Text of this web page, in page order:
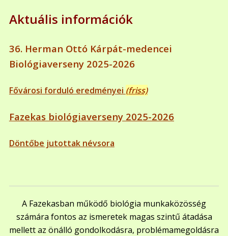
Aktuális információk
36. Herman Ottó Kárpát-medencei
Biológiaverseny 2025-2026
Fővárosi forduló eredményei (friss)
Fazekas biológiaverseny 2025-2026
Döntőbe jutottak névsora
A Fazekasban működő biológia munkaközösség
számára fontos az ismeretek magas szintű átadása
mellett az önálló gondolkodásra, problémamegoldásra